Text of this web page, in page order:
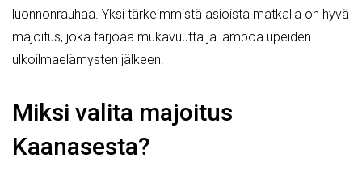
luonnonrauhaa. Yksi tärkeimmistä asioista matkalla on hyvä
majoitus, joka tarjoaa mukavuutta ja lämpöä upeiden
ulkoilmaelämysten jälkeen.
Miksi valita majoitus
Kaanasesta?